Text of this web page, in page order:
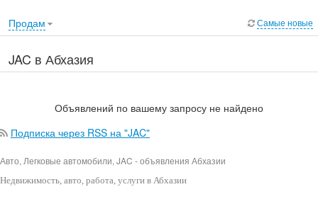
Продам Самые новые
JAC в Абхазия
Объявлений по вашему запросу не найдено
Подписка через RSS на "JAC"
Авто, Легковые автомобили, JAC - объявления Абхазии
Недвижимость , авто, работа, услуги в Абхазии